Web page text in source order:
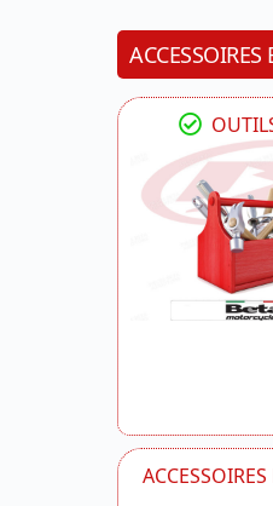
ACCESSOIRES